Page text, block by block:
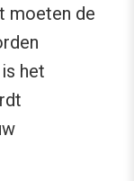
moeten de
het